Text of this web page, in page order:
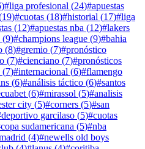
)#liga profesional (24)#apuestas
19)#cuotas (18)#historial (17)#liga
(12)#apuestas nba (12)#lakers
(9)#champions league (9)#bahia
(8)#gremio (7)#pronóstico
(7)#cienciano (7)#pronósticos
(7)#internacional (6)#flamengo
(6)#análisis táctico (6)#santos
(6)#mirassol (5)#analisis
city (5)#corners (5)#san
deportivo garcilaso (5)#cuotas
copa sudamericana (5)#nba
(4)#newells old boys